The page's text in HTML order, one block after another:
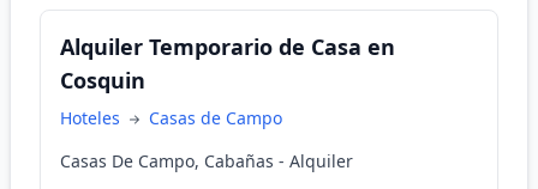
Alquiler Temporario de Casa en
Cosquin
Hoteles
Casas de Campo
Casas De Campo, Cabañas - Alquiler